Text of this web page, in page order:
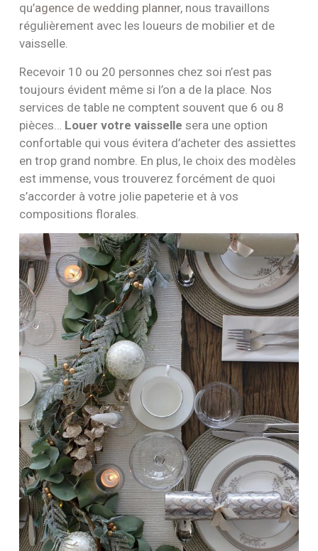
qu’agence de wedding planner, nous travaillons
régulièrement avec les loueurs de mobilier et de
vaisselle.
Recevoir 10 ou 20 personnes chez soi n’est pas
toujours évident même si l’on a de la place. Nos
services de table ne comptent souvent que 6 ou 8
pièces… Louer votre vaisselle sera une option
confortable qui vous évitera d’acheter des assiettes
en trop grand nombre. En plus, le choix des modèles
est immense, vous trouverez forcément de quoi
s’accorder à votre jolie papeterie et à vos
compositions florales.